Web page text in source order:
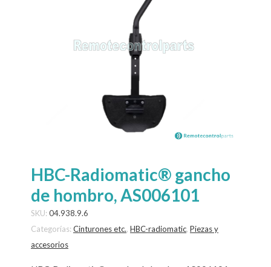
HBC-Radiomatic® gancho
de hombro, AS006101
SKU: 04.938.9.6
Categorías: Cinturones etc., HBC-radiomatic, Piezas y
accesorios